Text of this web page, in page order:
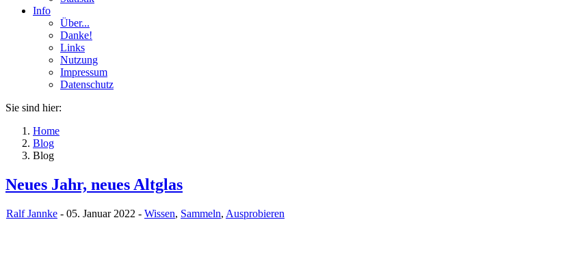
Info
Über...
Danke!
Links
Nutzung
Impressum
Datenschutz
Sie sind hier:
Home
Blog
Blog
Neues Jahr, neues Altglas
Ralf Jannke - 05. Januar 2022 - Wissen, Sammeln, Ausprobieren